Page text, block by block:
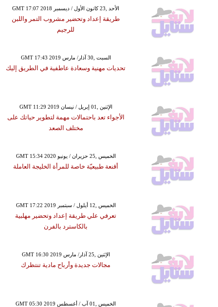
GMT 17:07 2018 الأحد ,23 كانون الأول / ديسمبر
طريقة إعداد وتحضير مشروب التمر واللبن
للرجيم
GMT 17:43 2019 السبت ,30 آذار/ مارس
تحديات مهنية وسعادة عاطفية في الطريق إليك
GMT 11:29 2019 الإثنين ,01 إبريل / نيسان
الأجواء تعد باحتمالات مهمة لتطوير حياتك على
مختلف الصعد
GMT 15:34 2020 الخميس ,25 حزيران / يونيو
أقنعة طبيعيّة خاصة للمرأة الخليجة العاملة
GMT 17:22 2019 الخميس ,12 أيلول / سبتمبر
تعرفي علي طريقة إعداد وتحضير مهلبية
بالكاسترد بالفرن
GMT 16:30 2019 الإثنين ,25 آذار/ مارس
مجالات جديدة وأرباح مادية تنتظرك
GMT 05:30 2019 الخميس ,01 آب / أغسطس